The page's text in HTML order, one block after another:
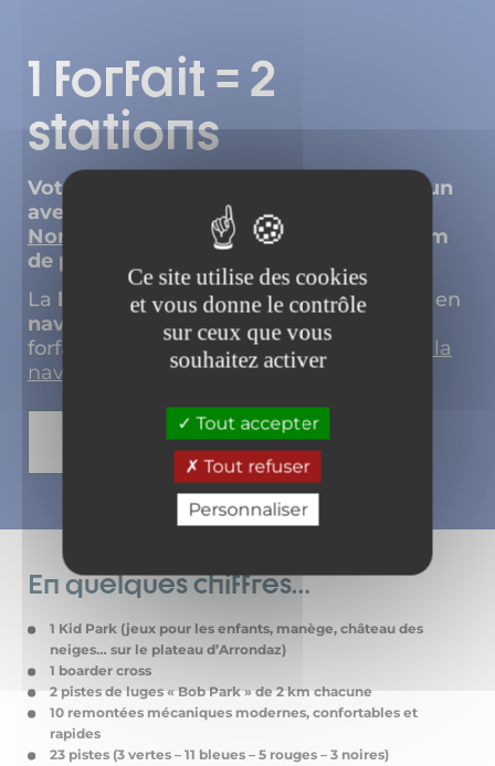
Ce site utilise des cookies
et vous donne le contrôle
sur ceux que vous
souhaitez activer
Tout accepter
Tout refuser
Personnaliser
1 forfait = 2
stations
Votre forfait de ski Valfréjus est commun
avec le domaine skiable voisin de
Norma
. 1 forfait = 2 domaines pour
135 km
de pistes.
La liaison entre les deux stationsse fait en
navette gratuite pour les porteurs d’un
forfait de ski ( téléchargez les horaires de la
navette
ACHETEZ VOTRE FORFAIT
En quelques chiffres…
1 Kid Park (jeux pour les enfants, manège, château des
neiges… sur le plateau d’Arrondaz)
1 boarder cross
2 pistes de luges « Bob Park » de 2 km chacune
10 remontées mécaniques modernes, confortables et
rapides
23 pistes (3 vertes – 11 bleues – 5 rouges – 3 noires)